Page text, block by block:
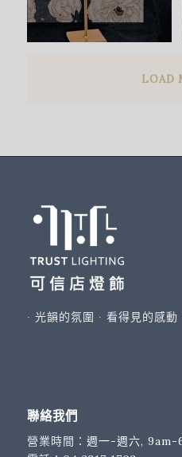
LOAD
∙ 光韻的氛圍 ∙ 看得見的感動
聯絡我們
營業時間： 週一-週六, 9am-